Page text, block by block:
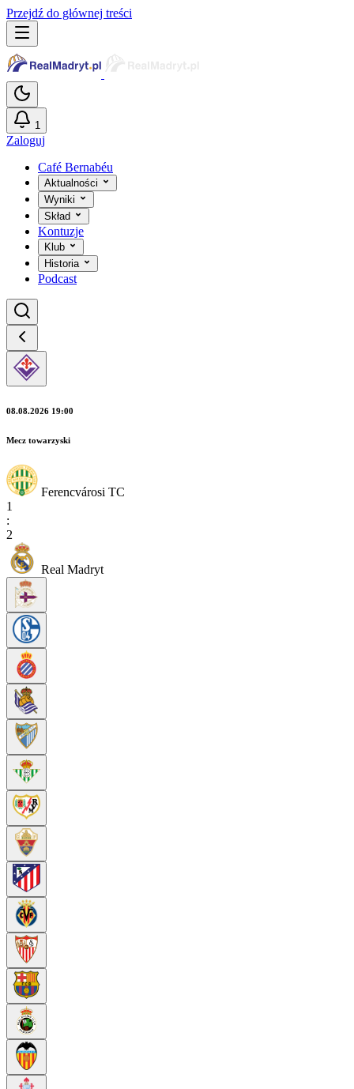
Przejdź do głównej treści
1
Zaloguj
Café Bernabéu
Aktualności
Wyniki
Skład
Kontuzje
Klub
Historia
Podcast
08.08.2026 19:00
Mecz towarzyski
Ferencvárosi TC
1
:
2
Real Madryt